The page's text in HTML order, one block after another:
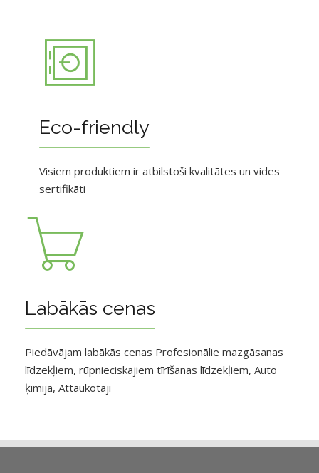
Eco-friendly
Visiem produktiem ir atbilstoši kvalitātes un vides
sertifikāti
Labākās cenas
Piedāvājam labākās cenas Profesionālie mazgāsanas
līdzekļiem, rūpnieciskajiem tīrīšanas līdzekļiem, Auto
ķīmija, Attaukotāji